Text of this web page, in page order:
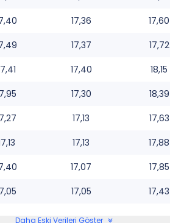
17,36 17,60
17,37 17,72
17,40 18,15
17,30 18,39
17,13 17,63
17,13 17,88
17,07 17,85
17,05 17,43
Daha Eski Verileri Göster